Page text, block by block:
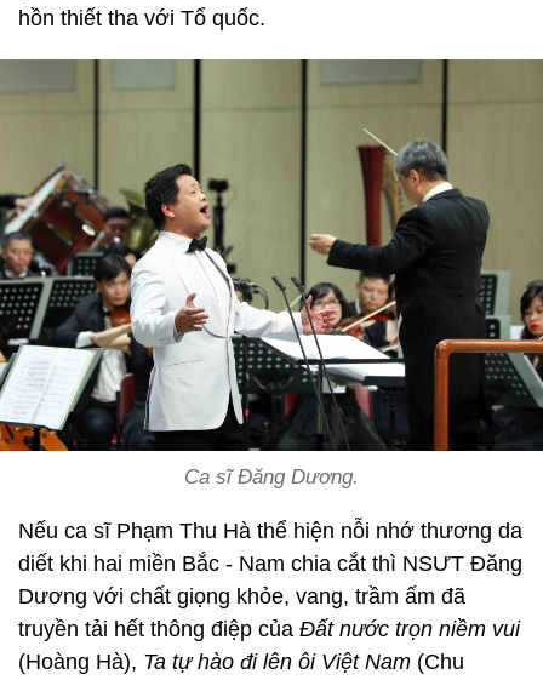
hồn thiết tha với Tổ quốc.
Ca sĩ Đăng Dương.
Nếu ca sĩ Phạm Thu Hà thể hiện nỗi nhớ thương da
diết khi hai miền Bắc - Nam chia cắt thì NSƯT Đăng
Dương với chất giọng khỏe, vang, trầm ấm đã
truyền tải hết thông điệp của Đất nước trọn niềm vui
(Hoàng Hà), Ta tự hào đi lên ôi Việt Nam (Chu